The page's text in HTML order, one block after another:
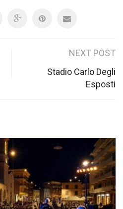
NEXT POST
Stadio Carlo Degli
Esposti